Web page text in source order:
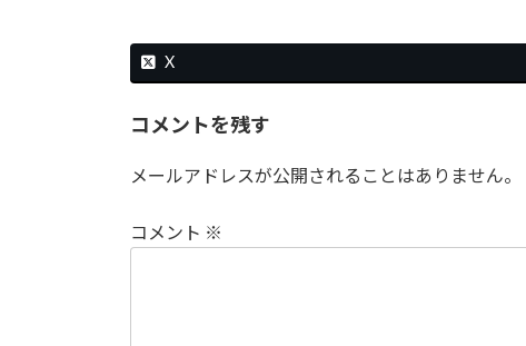
X
コメントを残す
メールアドレスが公開されることはありません。
コメント ※